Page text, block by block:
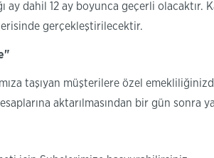
ay dahil 12 ay boyunca geçerli
gerçekleştirilecektir.
taşıyan müşterilere özel
aktarılmasından bir gün sonra